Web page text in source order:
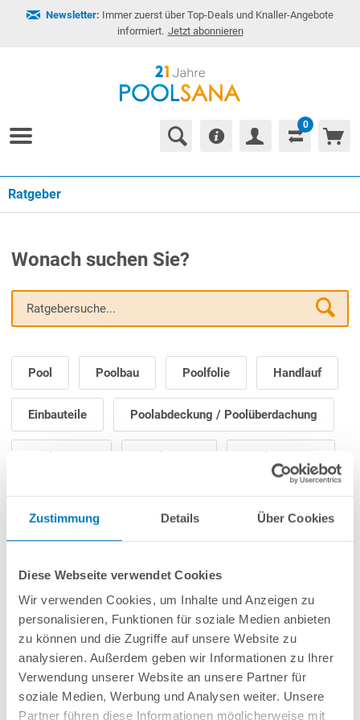
Zustimmung Details Über Cookies
Diese Webseite verwendet Cookies
Wir verwenden Cookies, um Inhalte und Anzeigen zu
personalisieren, Funktionen für soziale Medien anbieten
zu können und die Zugriffe auf unsere Website zu
analysieren. Außerdem geben wir Informationen zu Ihrer
Verwendung unserer Website an unsere Partner für
soziale Medien, Werbung und Analysen weiter. Unsere
Partner führen diese Informationen möglicherweise mit
Newsletter: Immer zuerst über Top-Deals und Knaller-Angebote
informiert. Jetzt abonnieren
0
Ratgeber
Wonach suchen Sie?
Pool Poolbau Poolfolie Handlauf
Einbauteile Poolabdeckung / Poolüberdachung
Poolheizung Poolroboter Poolreinigung
Poolpflege Filteranlage / Poolpumpe
Poolleiter Poolbeleuchtung
Gegenstromanlage Poolzubehör
Saunazubehör